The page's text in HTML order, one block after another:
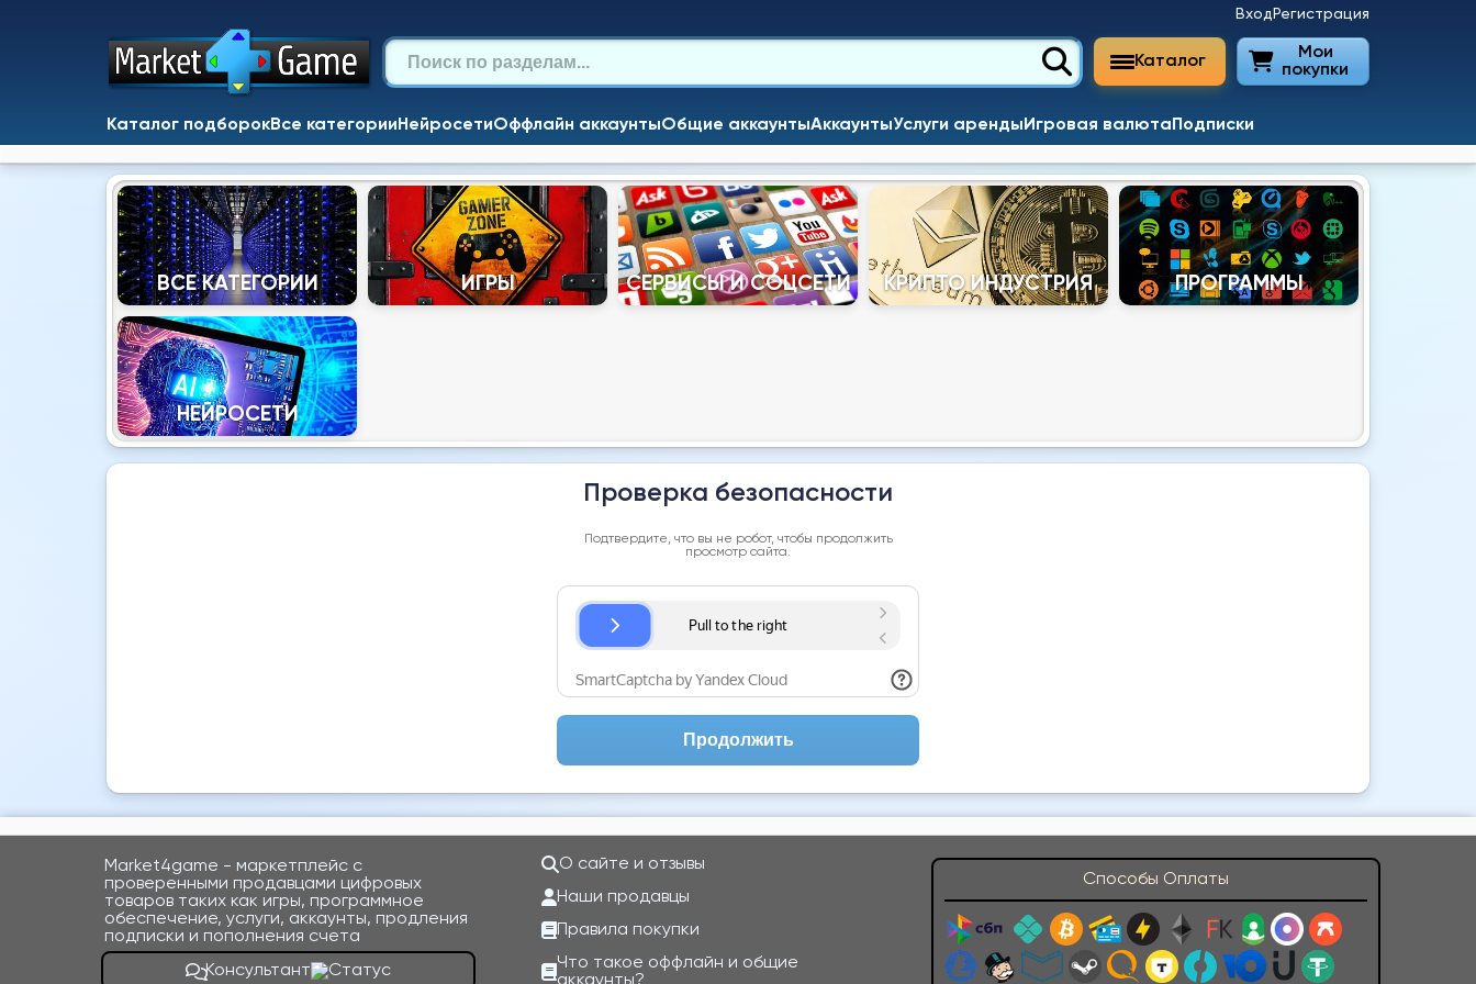
Каталог
Мои
покупки
Вход Регистрация
Каталог подборокВсе категории НейросетиОффлайн аккаунтыОбщие аккаунтыАккаунтыУслуги арендыИгровая валюта Подписки
ВСЕ КАТЕГОРИИ ИГРЫ СЕРВИСЫ И СОЦСЕТИ КРИПТО ИНДУСТРИЯ ПРОГРАММЫ
НЕЙРОСЕТИ
Проверка безопасности
Подтвердите, что вы не робот, чтобы продолжить
просмотр сайта.
Продолжить
Market4game - маркетплейс с
проверенными продавцами цифровых
товаров таких как игры, программное
обеспечение, услуги, аккаунты, продления
подписки и пополнения счета
Консультант
О сайте и отзывы
Наши продавцы
Правила покупки
Что такое оффлайн и общие
Способы Оплаты